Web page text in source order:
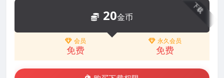
下载
20金币
会员
免费
永久会员
免费